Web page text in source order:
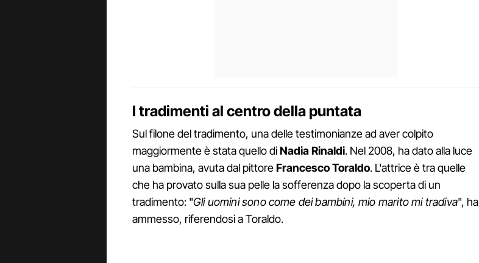
I tradimenti al centro della puntata
Sul filone del tradimento, una delle testimonianze ad aver colpito
maggiormente è stata quello diNadia Rinaldi. Nel 2008, ha dato alla luce
una bambina, avuta dal pittoreFrancesco Toraldo. L'attrice è tra quelle
che ha provato sulla sua pelle la sofferenza dopo la scoperta di un
tradimento: "Gli uomini sono come dei bambini, mio marito mi tradiva", ha
ammesso, riferendosi a Toraldo.